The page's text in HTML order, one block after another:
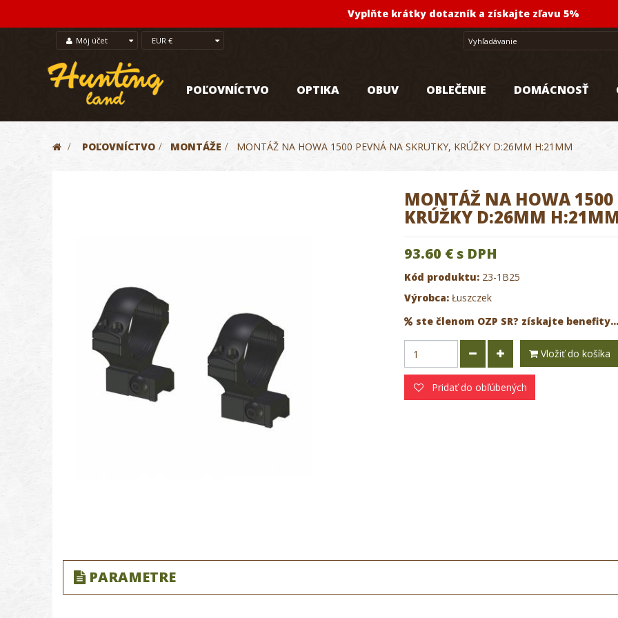
Vyplňte krátky dotazník a získajte zľavu 5%
Môj účet EUR €
POĽOVNÍCTVO OPTIKA OBUV OBLEČENIE DOMÁCNOSŤ
> POĽOVNÍCTVO > MONTÁŽE > MONTÁŽ NA HOWA 1500 PEVNÁ NA SKRUTKY, KRÚŽKY D:26MM H:21MM
MONTÁŽ NA HOWA 1500
KRÚŽKY D:26MM
93.60 €s DPH
Kód produktu: 23-1B25
Výrobca: Łuszczek
ste členom OZP SR? získajte benefity...
Vložiť do košíka
Pridať do obľúbených
PARAMETRE